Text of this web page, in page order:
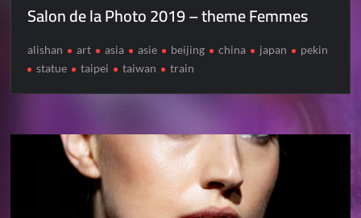
Salon de la Photo 2019 – theme Femmes
alishan art asia asie beijing china japan
pekin
statue
taipei taiwan train